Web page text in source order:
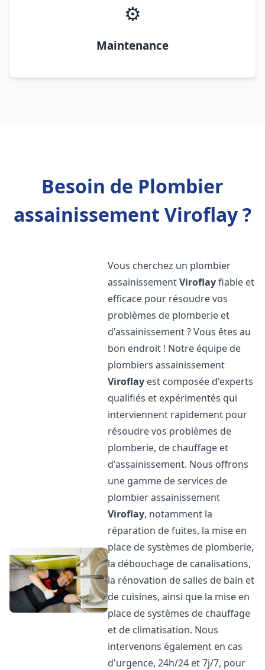
⚙️
Maintenance
Besoin de Plombier
assainissement Viroflay ?
Vous cherchez un plombier
assainissementViroflayfiable et
efficace pour résoudre vos
problèmes de plomberie et
d'assainissement ? Vous êtes au
bon endroit ! Notre équipe de
plombiers assainissement
Viroflay est composée d'experts
qualifiés et expérimentés qui
interviennent rapidement pour
résoudre vos problèmes de
plomberie, de chauffage et
d'assainissement. Nous offrons
une gamme de services de
plombier assainissement
Viroflay, notamment la
réparation de fuites, la mise en
place de systèmes de plomberie,
la débouchage de canalisations,
la rénovation de salles de bain et
de cuisines, ainsi que la mise en
place de systèmes de chauffage
et de climatisation. Nous
intervenons également en cas
d'urgence, 24h/24 et 7j/7, pour